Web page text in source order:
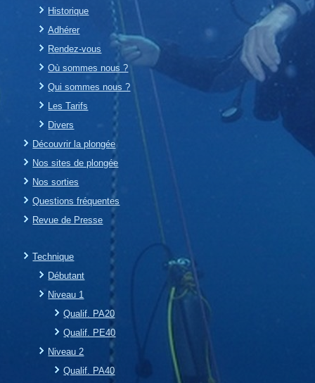
Historique
Adhérer
Rendez-vous
Où sommes nous ?
Qui sommes nous ?
Les Tarifs
Divers
Découvrir la plongée
Nos sites de plongée
Nos sorties
Questions fréquentes
Revue de Presse
Technique
Débutant
Niveau 1
Qualif. PA20
Qualif. PE40
Niveau 2
Qualif. PA40